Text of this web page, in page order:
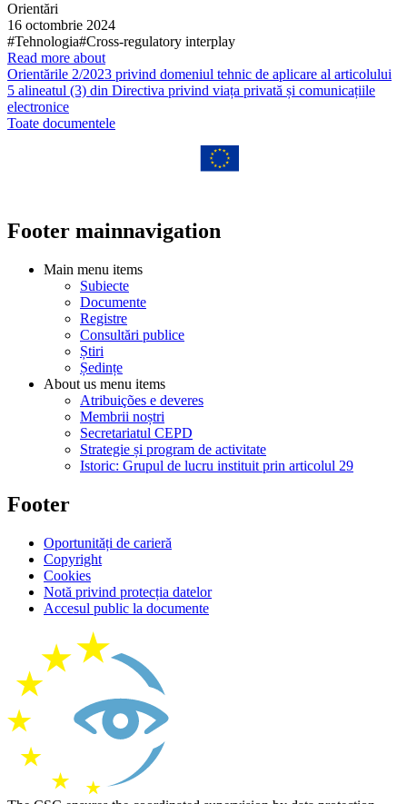
Orientări
16 octombrie 2024
#Tehnologia#Cross-regulatory interplay
Read more about
Orientările 2/2023 privind domeniul tehnic de aplicare al articolului
5 alineatul (3) din Directiva privind viața privată și comunicațiile
electronice
Toate documentele
Footer mainnavigation
Main menu items
Subiecte
Documente
Registre
Consultări publice
Știri
Ședințe
About us menu items
Atribuições e deveres
Membrii noștri
Secretariatul CEPD
Strategie și program de activitate
Istoric: Grupul de lucru instituit prin articolul 29
Footer
Oportunități de carieră
Copyright
Cookies
Notă privind protecția datelor
Accesul public la documente